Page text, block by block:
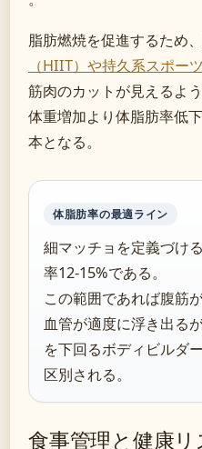
脂肪燃焼を促進するため、
（HIIT）や持久系スポー
筋肉のカットが見えるよう
体重増加より体脂肪率低
本となる。
体脂肪率の最適ライン
細マッチョを定義づけ
率12-15%である。
この範囲であれば腹筋が
血管が適度に浮き出る
を下回るボディビルダ
区別される。
食事管理と健康